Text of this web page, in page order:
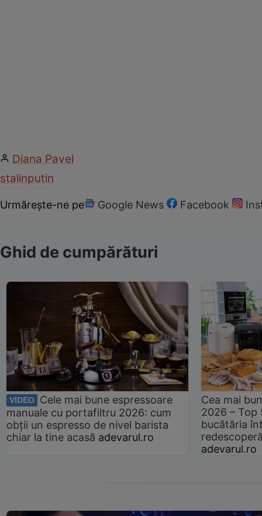
Diana Pavel
stalinputin
Urmărește-ne pe Google News Facebook
Ghid de cumpărături
VIDEO
Cele mai bune espressoare
manuale cu portafiltru 2026: cum
obții un espresso de nivel barista
chiar la tine acasă adevarul.ro
Cea mai
2026 –
bucătăria
adevarul.ro